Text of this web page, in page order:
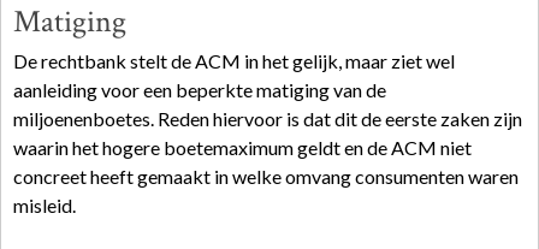
Matiging
De rechtbank stelt de ACM in het gelijk, maar ziet wel
aanleiding voor een beperkte matiging van de
miljoenenboetes. Reden hiervoor is dat dit de eerste zaken zijn
waarin het hogere boetemaximum geldt en de ACM niet
concreet heeft gemaakt in welke omvang consumenten waren
misleid.